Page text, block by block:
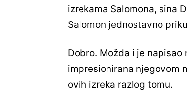
izrekama Salomona, sina
Salomon jednostavno
Dobro. Možda i je napisao
impresionirana njegovom
ovih izreka razlog tomu.